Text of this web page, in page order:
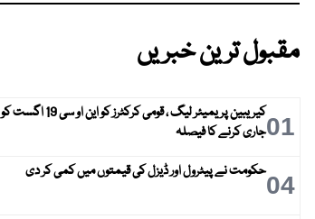
مقبول ترین خبریں
01
کیریبین پریمیئر لیگ ، قومی کرکٹرز کو این او سی 19 اگست کو
جاری کرنے کا فیصلہ
04حکومت نے پیٹرول اور ڈیزل کی قیمتوں میں کمی کر دی